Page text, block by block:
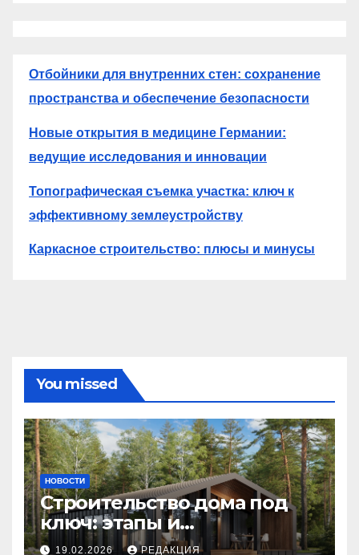
Отбойники для внутренних стен: сохранение
пространства и обеспечение безопасности
Новые открытия в медицине Германии:
ведущие исследования и инновации
Топографическая съемка участка: ключ к
эффективному землеустройству
Каркасное строительство: плюсы и минусы
You missed
НОВОСТИ
Строительство дома под
ключ: этапы и
планирование бюджета
19.02.2026 РЕДАКЦИЯ